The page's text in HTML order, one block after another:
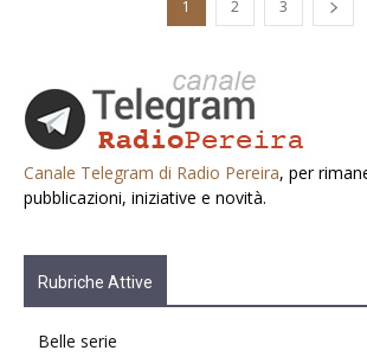
1 2 3
Canale Telegram di Radio Pereira, per
pubblicazioni, iniziative e novità.
Rubriche Attive
Belle serie